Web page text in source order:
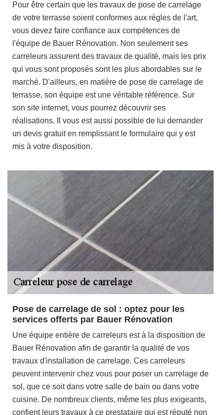
Pour être certain que les travaux de pose de carrelage
de votre terrasse soient conformes aux règles de l'art,
vous devez faire confiance aux compétences de
l'équipe de Bauer Rénovation. Non seulement ses
carreleurs assurent des travaux de qualité, mais les prix
qui vous sont proposés sont les plus abordables sur le
marché. D'ailleurs, en matière de pose de carrelage de
terrasse, son équipe est une véritable référence. Sur
son site internet, vous pourrez découvrir ses
réalisations. Il vous est aussi possible de lui demander
un devis gratuit en remplissant le formulaire qui y est
mis à votre disposition.
Pose de carrelage de sol : optez pour les
services offerts par Bauer Rénovation
Une équipe entière de carreleurs est à la disposition de
Bauer Rénovation afin de garantir la qualité de vos
travaux d'installation de carrelage. Ces carreleurs
peuvent intervenir chez vous pour poser un carrelage de
sol, que ce soit dans votre salle de bain ou dans votre
cuisine. De nombreux clients, même les plus exigeants,
confient leurs travaux à ce prestataire qui est réputé non